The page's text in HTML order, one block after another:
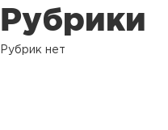
Рубрики
Рубрик нет